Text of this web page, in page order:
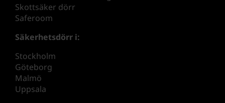
Skottsäker dörr
Saferoom
Säkerhetsdörr i:
Stockholm
Göteborg
Malmö
Uppsala